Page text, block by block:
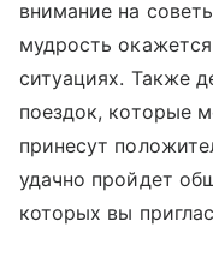
внимание на
мудрость
ситуациях. Также
поездок, которые
принесут
удачно пройдет
которых вы